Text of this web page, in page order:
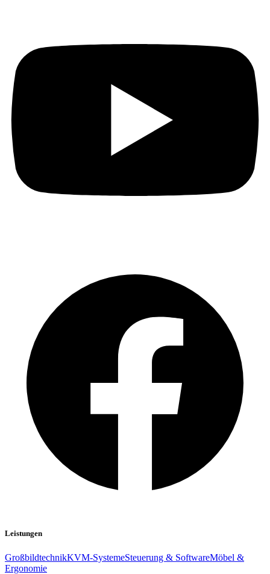
Leistungen
GroßbildtechnikKVM-SystemeSteuerung & SoftwareMöbel &
Ergonomie